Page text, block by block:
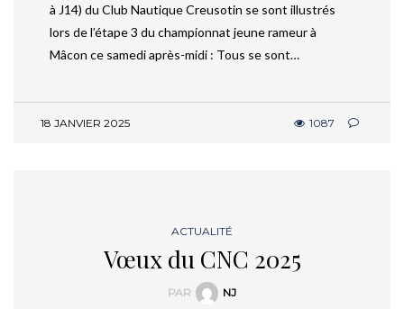
à J14) du Club Nautique Creusotin se sont illustrés
lors de l’étape 3 du championnat jeune rameur à
Mâcon ce samedi après-midi : Tous se sont…
18 JANVIER 2025 1087
ACTUALITÉ
Vœux du CNC 2025
PAR NJ